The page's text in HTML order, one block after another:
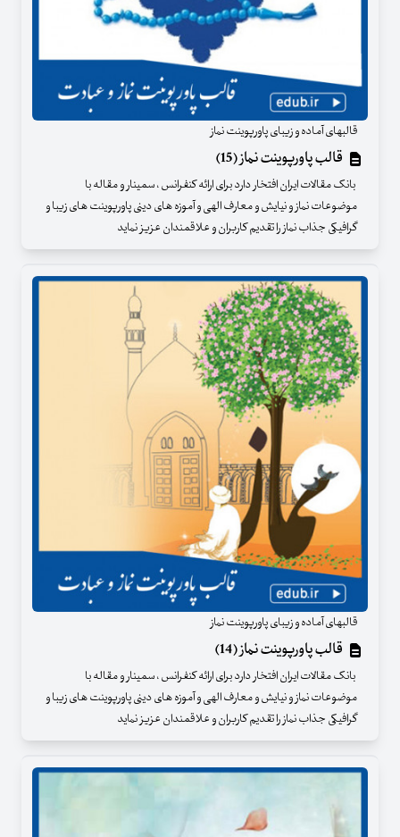
قالبهای آماده و زیبای پاورپوینت نماز
قالب پاورپوینت نماز (15)
بانک مقالات ایران افتخار دارد برای ارائه کنفرانس ، سمینار و مقاله با
موضوعات نماز و نیایش و معارف الهی و آموزه های دینی پاورپوینت های زیبا و
گرافیکی جذاب نماز را تقدیم کاربران و علاقمندان عزیز نماید
قالبهای آماده و زیبای پاورپوینت نماز
قالب پاورپوینت نماز (14)
بانک مقالات ایران افتخار دارد برای ارائه کنفرانس ، سمینار و مقاله با
موضوعات نماز و نیایش و معارف الهی و آموزه های دینی پاورپوینت های زیبا و
گرافیکی جذاب نماز را تقدیم کاربران و علاقمندان عزیز نماید